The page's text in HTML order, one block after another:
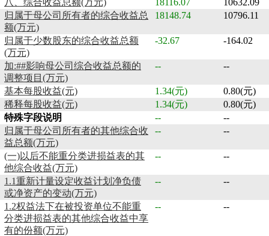
八、综合收益总额(万元) 18116.07
10632.09
归属于母公司所有者的综合收益总
额(万元)
18148.74 10796.11
归属于少数股东的综合收益总额
(万元)
-32.67 -164.02
加:##影响母公司综合收益总额的
调整项目(万元)
-- --
基本每股收益(元) 1.34(元)
0.80(元)
稀释每股收益(元)
1.34(元)
0.80(元)
特殊字段说明
--
--
归属于母公司所有者的其他综合收
益总额(万元)
-- --
(一)以后不能重分类进损益表的其
他综合收益(万元)
-- --
1.1重新计量设定收益计划净负债
或净资产的变动(万元)
-- --
1.2权益法下在被投资单位不能重
分类进损益表的其他综合收益中享
有的份额(万元)
-- --